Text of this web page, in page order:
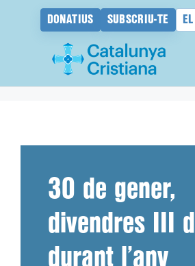
DONATIUS SUBSCRIU-TE
30 de gener,
divendres III
durant l’any